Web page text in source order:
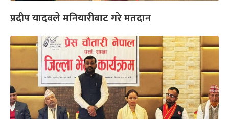
प्रदीप यादवले मनियारीबाट गरे मतदान